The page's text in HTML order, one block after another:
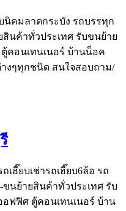
นิคมลาดกระบัง รถบรรทุก
นค้าทั่วประเทศ รับขนย้าย
คอนเทนเนอร์ บ้านน็อค
งๆทุกชนิด สนใจสอบถาม/
เฮี๊ยบเช่ารถเฮี๊ยบ6ล้อ รถ
นย้ายสินค้าทั่วประเทศ รับ
อฟฟิศ ตู้คอนเทนเนอร์ บ้าน